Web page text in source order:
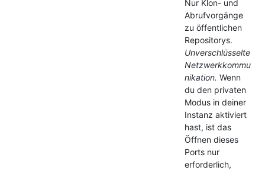
Nur Klon- und
Abrufvorgänge
zu öffentlichen
Repositorys.
Unverschlüsselte
Netzwerkkommu
nikation. Wenn
du den privaten
Modus in deiner
Instanz aktiviert
hast, ist das
Öffnen dieses
Ports nur
erforderlich,